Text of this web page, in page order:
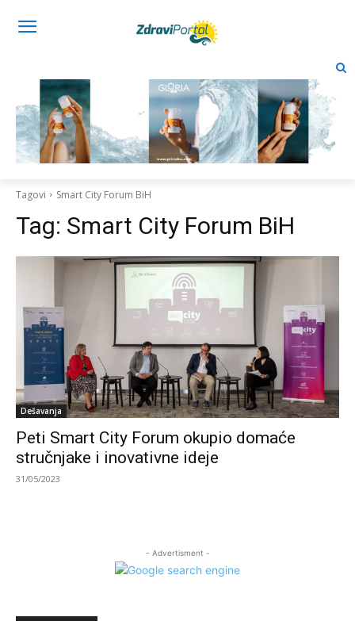
Tagovi Smart City Forum BiH
Tag: Smart City Forum BiH
Dešavanja
Peti Smart City Forum okupio domaće
stručnjake i inovativne ideje
31/05/2023
- Advertisment -